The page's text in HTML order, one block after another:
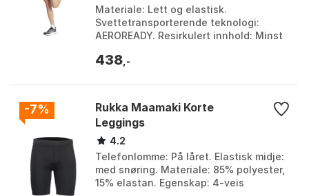
Materiale: Lett og elastisk.
Svettetransporterende teknologi:
AEROREADY. Resirkulert innhold: Minst
Farge: Aurora black. St...
438 ,-
-7%
Rukka Maamaki Korte
Leggings
4.2
Telefonlomme: På låret. Elastisk midje:
med snøring. Materiale: 85% polyester,
15% elastan. Egenskap: 4-veis